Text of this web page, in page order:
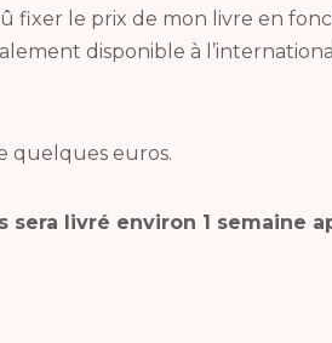
fixer le prix de mon livre en
disponible à
quelques euros.
livré environ 1 semaine